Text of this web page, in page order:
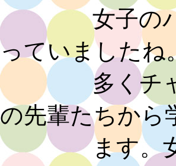
女子のパー
っていましたね
多くチャレ
の先輩たちから
ます。女性